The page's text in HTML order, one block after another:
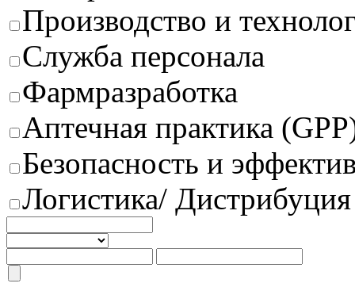
Производство и
Служба персонала
Фармразработка
Аптечная практика
Безопасность и
Логистика/